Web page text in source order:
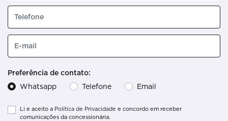
Preferência de contato:
Whatsapp
Telefone Email
Li e aceito a Política de Privacidade e concordo em receber
comunicações da concessionária.